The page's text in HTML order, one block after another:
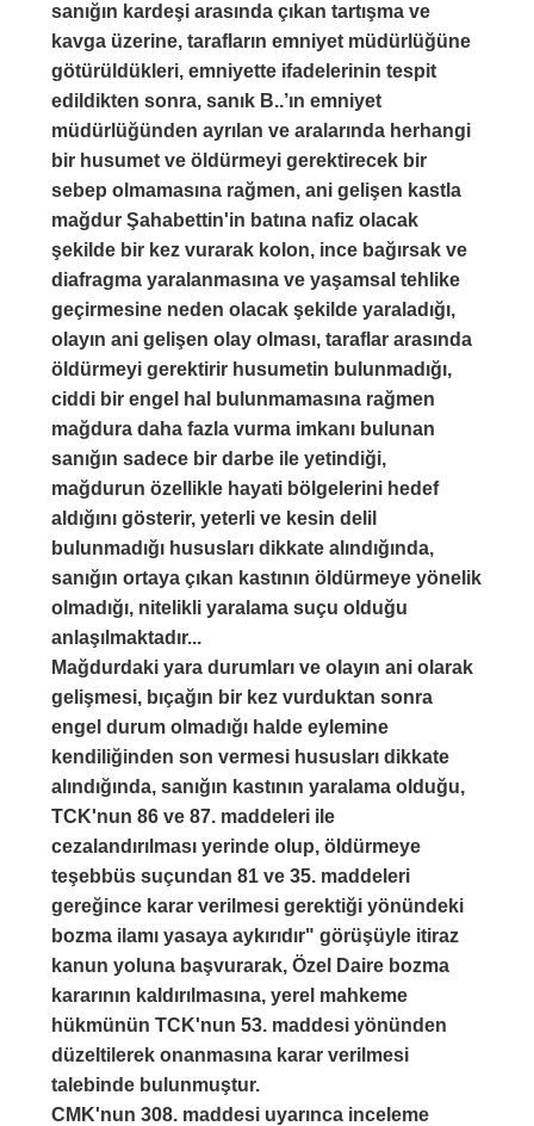
sanığın kardeşi arasında çıkan tartışma ve
kavga üzerine, tarafların emniyet müdürlüğüne
götürüldükleri, emniyette ifadelerinin tespit
edildikten sonra, sanık B..’ın emniyet
müdürlüğünden ayrılan ve aralarında herhangi
bir husumet ve öldürmeyi gerektirecek bir
sebep olmamasına rağmen, ani gelişen kastla
mağdur Şahabettin'in batına nafiz olacak
şekilde bir kez vurarak kolon, ince bağırsak ve
diafragma yaralanmasına ve yaşamsal tehlike
geçirmesine neden olacak şekilde yaraladığı,
olayın ani gelişen olay olması, taraflar arasında
öldürmeyi gerektirir husumetin bulunmadığı,
ciddi bir engel hal bulunmamasına rağmen
mağdura daha fazla vurma imkanı bulunan
sanığın sadece bir darbe ile yetindiği,
mağdurun özellikle hayati bölgelerini hedef
aldığını gösterir, yeterli ve kesin delil
bulunmadığı hususları dikkate alındığında,
sanığın ortaya çıkan kastının öldürmeye yönelik
olmadığı, nitelikli yaralama suçu olduğu
anlaşılmaktadır...
Mağdurdaki yara durumları ve olayın ani olarak
gelişmesi, bıçağın bir kez vurduktan sonra
engel durum olmadığı halde eylemine
kendiliğinden son vermesi hususları dikkate
alındığında, sanığın kastının yaralama olduğu,
TCK'nun 86 ve 87. maddeleri ile
cezalandırılması yerinde olup, öldürmeye
teşebbüs suçundan 81 ve 35. maddeleri
gereğince karar verilmesi gerektiği yönündeki
bozma ilamı yasaya aykırıdır" görüşüyle itiraz
kanun yoluna başvurarak, Özel Daire bozma
kararının kaldırılmasına, yerel mahkeme
hükmünün TCK'nun 53. maddesi yönünden
düzeltilerek onanmasına karar verilmesi
talebinde bulunmuştur.
CMK'nun 308. maddesi uyarınca inceleme